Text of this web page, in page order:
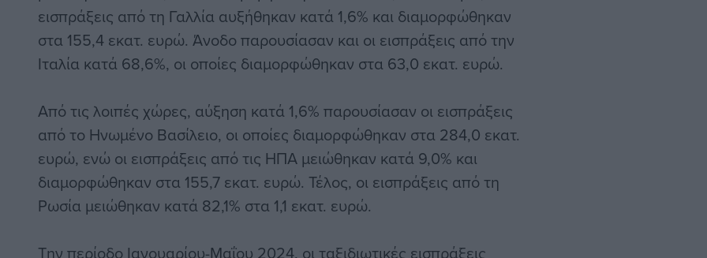
εισπράξεις από τη Γαλλία αυξήθηκαν κατά 1,6% και διαμορφώθηκαν
στα 155,4 εκατ. ευρώ. Άνοδο παρουσίασαν και οι εισπράξεις από την
Ιταλία κατά 68,6%, οι οποίες διαμορφώθηκαν στα 63,0 εκατ. ευρώ.
Από τις λοιπές χώρες, αύξηση κατά 1,6% παρουσίασαν οι εισπράξεις
από το Ηνωμένο Βασίλειο, οι οποίες διαμορφώθηκαν στα 284,0 εκατ.
ευρώ, ενώ οι εισπράξεις από τις ΗΠΑ μειώθηκαν κατά 9,0% και
διαμορφώθηκαν στα 155,7 εκατ. ευρώ. Τέλος, οι εισπράξεις από τη
Ρωσία μειώθηκαν κατά 82,1% στα 1,1 εκατ. ευρώ.
Την περίοδο Ιανουαρίου-Μαΐου 2024, οι ταξιδιωτικές εισπράξεις